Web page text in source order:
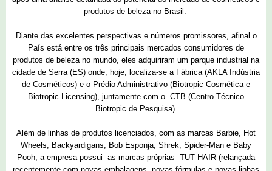
produtos de beleza no Brasil.
Diante das excelentes perspectivas e números promissores, afinal o
País está entre os três principais mercados consumidores de
produtos de beleza no mundo, eles adquiriram um parque industrial na
cidade de Serra (ES) onde, hoje, localiza-se a Fábrica (AKLA Indústria
de Cosméticos) e o Prédio Administrativo (Biotropic Cosmética e
Biotropic Licensing), juntamente com o CTB (Centro Técnico
Biotropic de Pesquisa).
Além de linhas de produtos licenciados, com as marcas Barbie, Hot
Wheels, Backyardigans, Bob Esponja, Shrek, Spider-Man e Baby
Pooh, a empresa possui as marcas próprias TUT HAIR (relançada